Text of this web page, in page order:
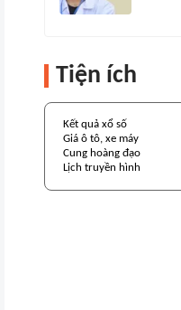
Tiện ích
Kết quả xổ số
Giá ô tô, xe máy
Cung hoàng đạo
Lịch truyền hình